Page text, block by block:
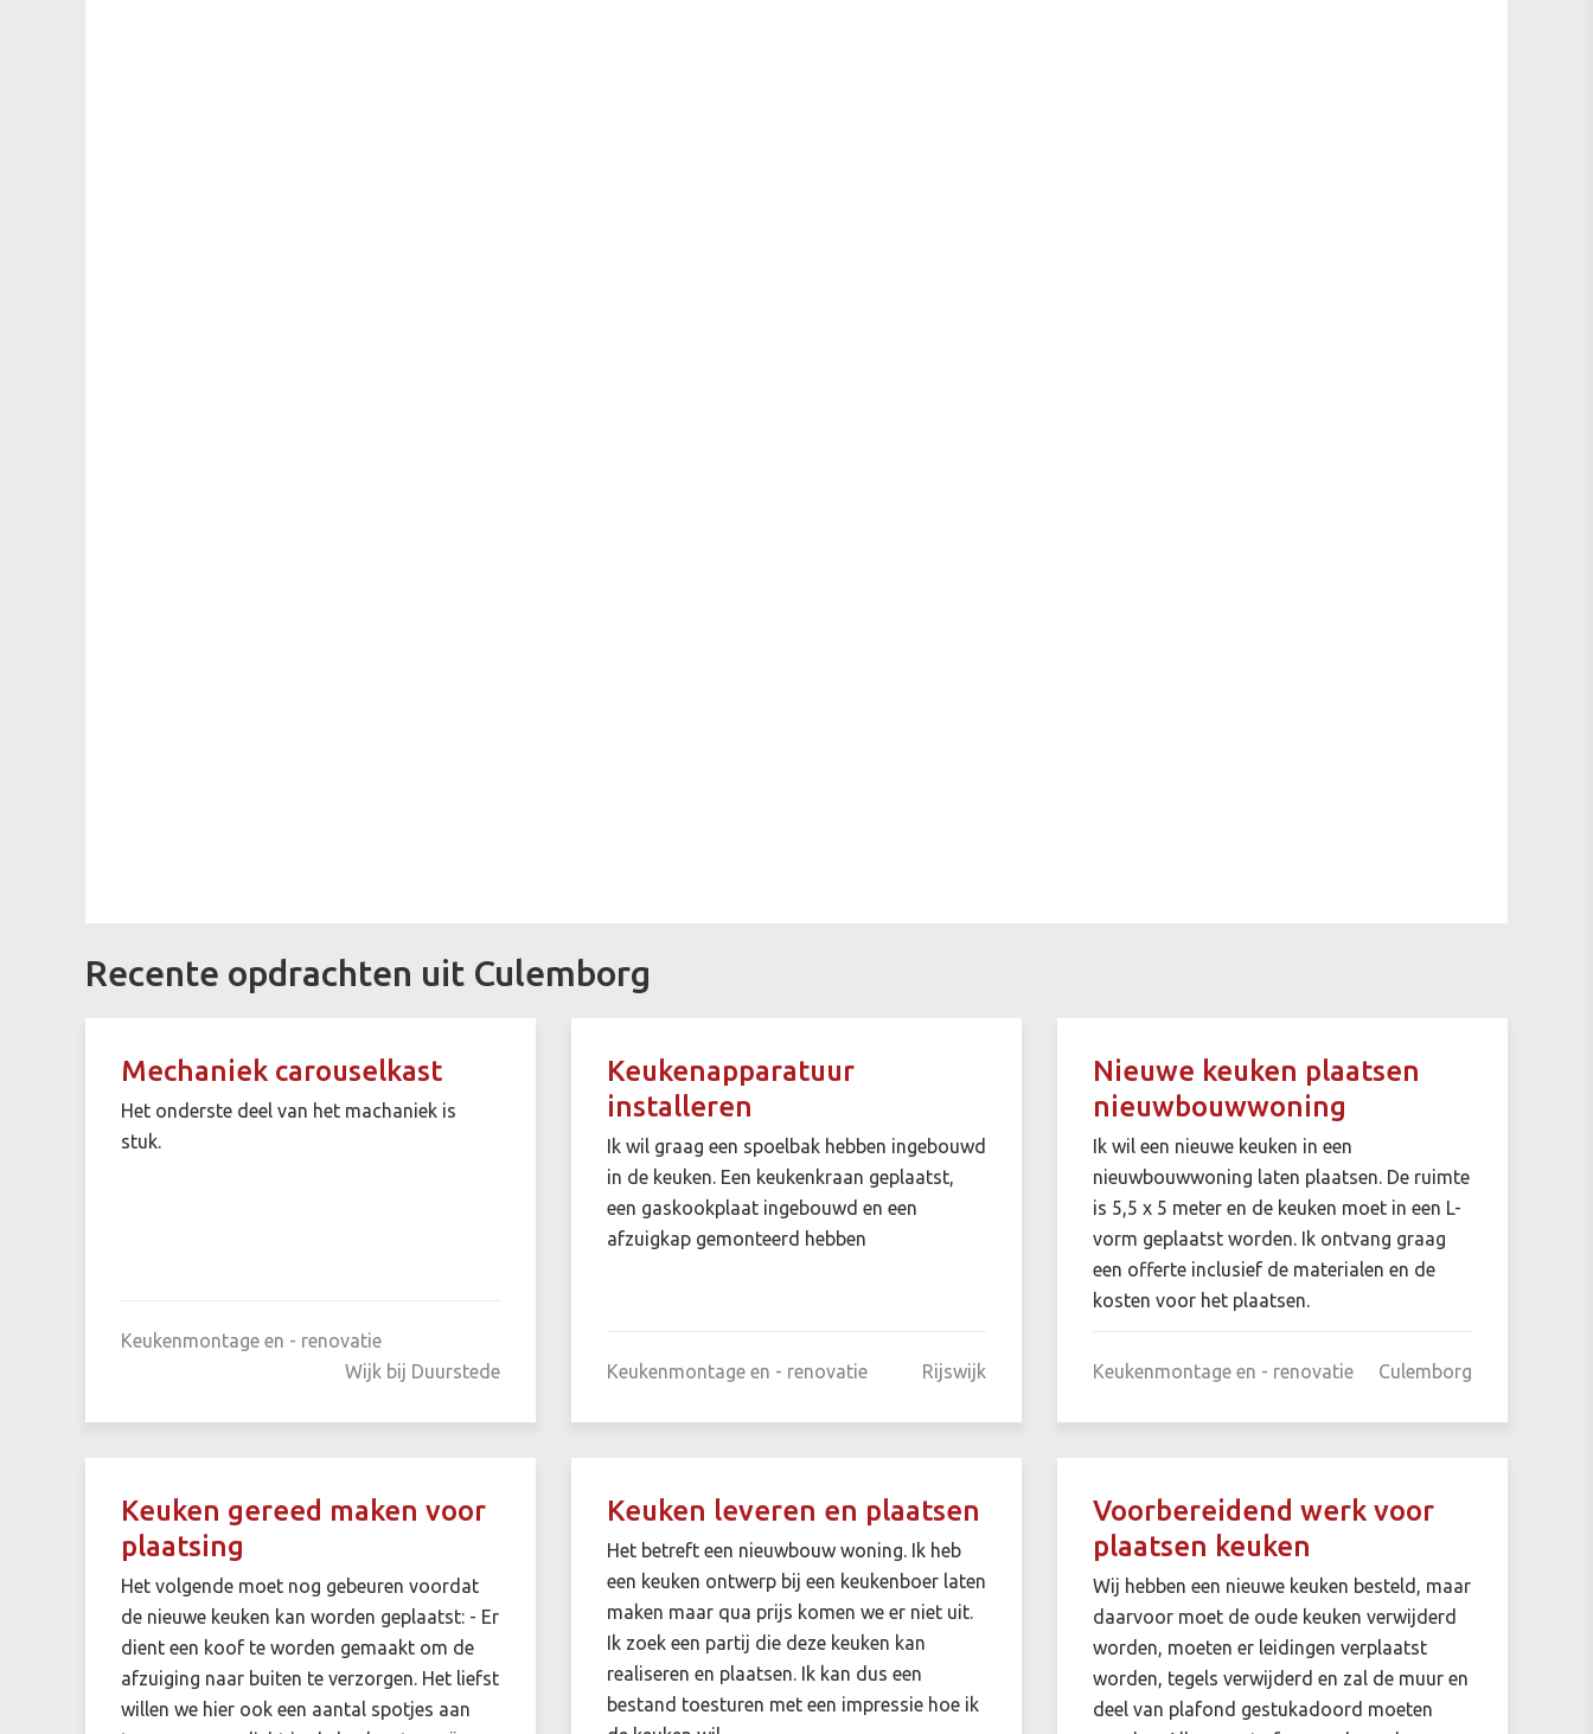
Recente opdrachten uit Culemborg
Mechaniek carouselkast
Het onderste deel van het machaniek is
stuk.
Keukenmontage en - renovatie
Wijk bij Duurstede
Keukenapparatuur
installeren
Ik wil graag een spoelbak hebben ingebouwd
in de keuken. Een keukenkraan geplaatst,
een gaskookplaat ingebouwd en een
afzuigkap gemonteerd hebben
Keukenmontage en - renovatie Rijswijk
Nieuwe keuken plaatsen
nieuwbouwwoning
Ik wil een nieuwe keuken in een
nieuwbouwwoning laten plaatsen. De ruimte
is 5,5 x 5 meter en de keuken moet in een L-
vorm geplaatst worden. Ik ontvang graag
een offerte inclusief de materialen en de
kosten voor het plaatsen.
Keukenmontage en - renovatie Culemborg
Keuken gereed maken voor
plaatsing
Het volgende moet nog gebeuren voordat
de nieuwe keuken kan worden geplaatst: - Er
dient een koof te worden gemaakt om de
afzuiging naar buiten te verzorgen. Het liefst
willen we hier ook een aantal spotjes aan
Keuken leveren en plaatsen
Het betreft een nieuwbouw woning. Ik heb
een keuken ontwerp bij een keukenboer laten
maken maar qua prijs komen we er niet uit.
Ik zoek een partij die deze keuken kan
realiseren en plaatsen. Ik kan dus een
bestand toesturen met een impressie hoe ik
Voorbereidend werk voor
plaatsen keuken
Wij hebben een nieuwe keuken besteld, maar
daarvoor moet de oude keuken verwijderd
worden, moeten er leidingen verplaatst
worden, tegels verwijderd en zal de muur en
deel van plafond gestukadoord moeten